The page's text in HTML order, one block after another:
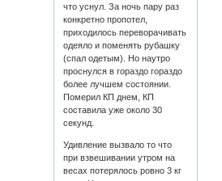
что уснул. За ночь пару раз
конкретно пропотел,
приходилось переворачивать
одеяло и поменять рубашку
(спал одетым). Но наутро
проснулся в гораздо гораздо
более лучшем состоянии.
Померил КП днем, КП
составила уже около 30
секунд.
Удивление вызвало то что
при взвешивании утром на
весах потерялось ровно 3 кг